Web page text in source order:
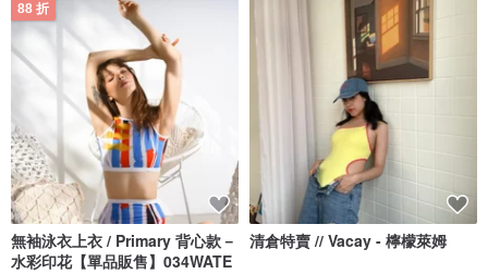
88 折
無袖泳衣上衣 / Primary 背心款－
水彩印花【單品販售】034WATE
清倉特賣 // Vacay - 檸檬萊姆